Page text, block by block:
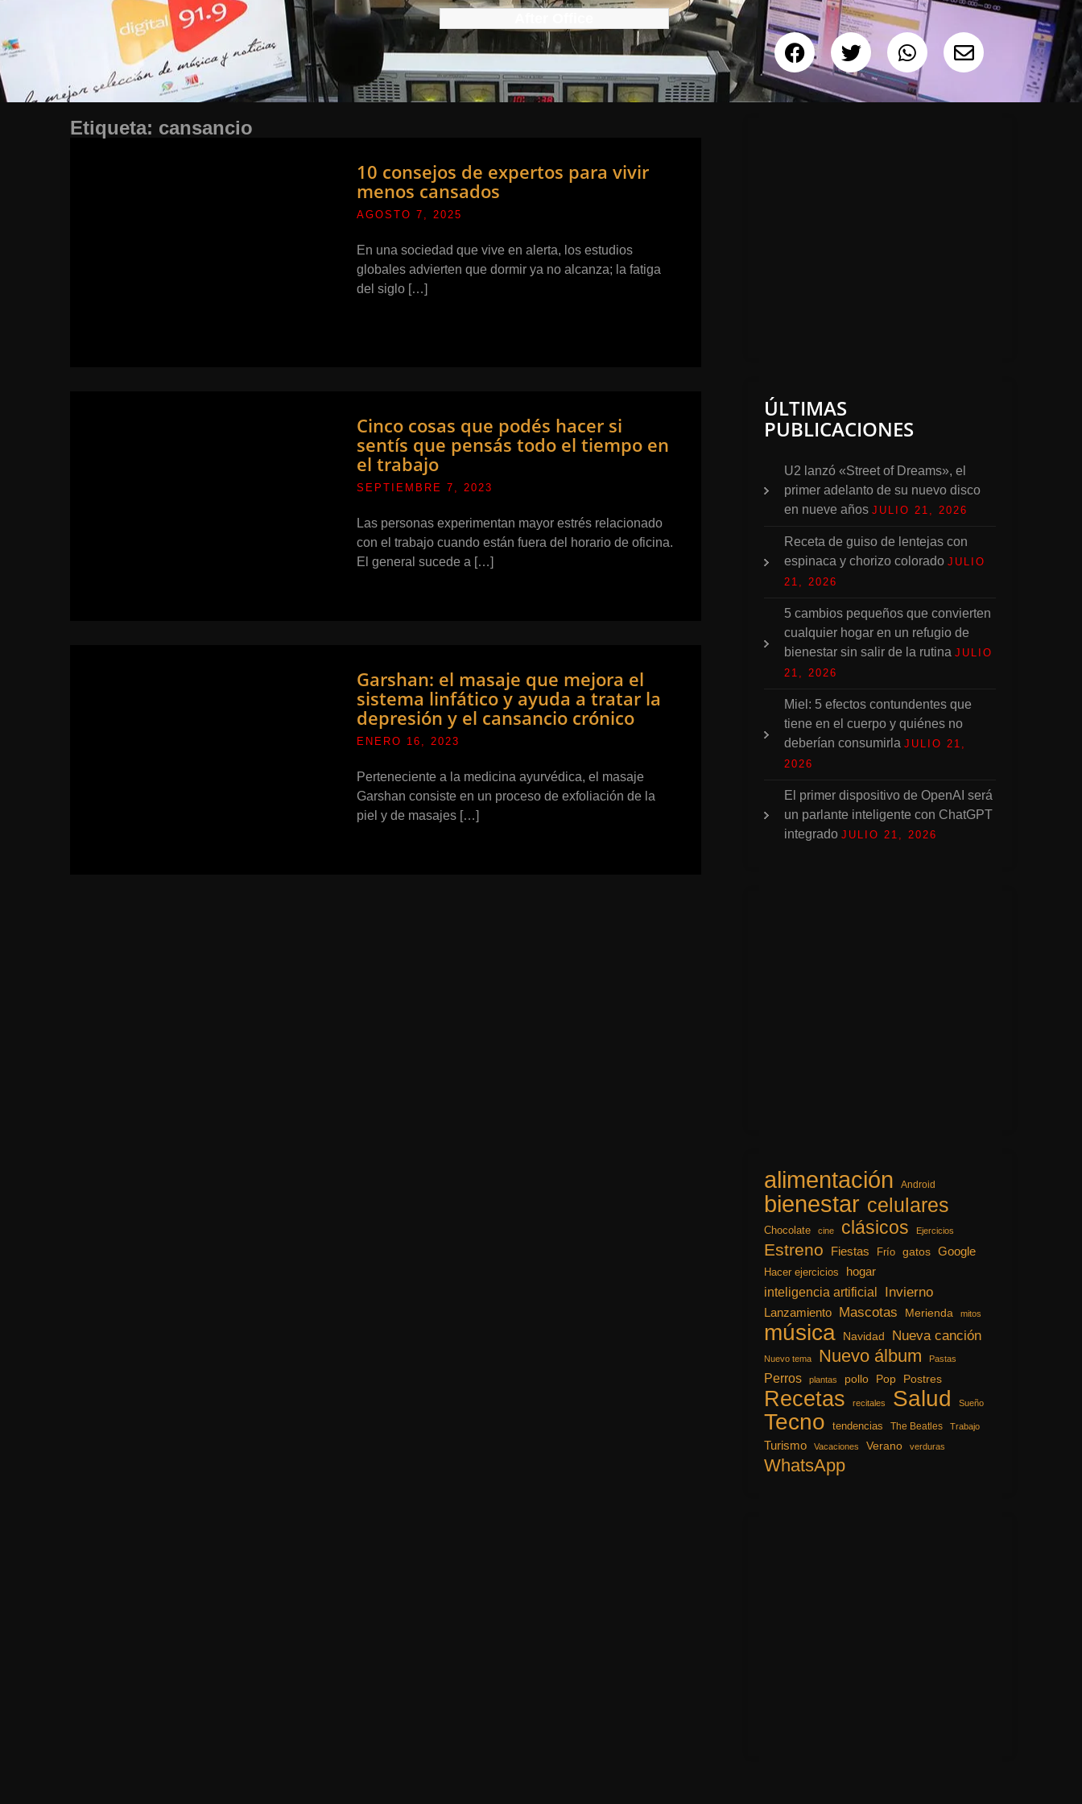
Etiqueta: cansancio
10 consejos de expertos para vivir
menos cansados
AGOSTO 7, 2025
En una sociedad que vive en alerta, los estudios
globales advierten que dormir ya no alcanza; la fatiga
del siglo […]
Cinco cosas que podés hacer si
sentís que pensás todo el tiempo en
el trabajo
SEPTIEMBRE 7, 2023
Las personas experimentan mayor estrés relacionado
con el trabajo cuando están fuera del horario de oficina.
El general sucede a […]
Garshan: el masaje que mejora el
sistema linfático y ayuda a tratar la
depresión y el cansancio crónico
ENERO 16, 2023
Perteneciente a la medicina ayurvédica, el masaje
Garshan consiste en un proceso de exfoliación de la
piel y de masajes […]
ÚLTIMAS
PUBLICACIONES
U2 lanzó «Street of Dreams», el
primer adelanto de su nuevo disco
en nueve años JULIO 21, 2026
Receta de guiso de lentejas con
espinaca y chorizo colorado JULIO
21, 2026
5 cambios pequeños que convierten
cualquier hogar en un refugio de
bienestar sin salir de la rutina JULIO
21, 2026
Miel: 5 efectos contundentes que
tiene en el cuerpo y quiénes no
deberían consumirla JULIO 21,
2026
El primer dispositivo de OpenAI será
un parlante inteligente con ChatGPT
integrado JULIO 21, 2026
alimentación Android
bienestar celulares
Chocolate cine clásicos Ejercicios
Estreno Fiestas Frío gatos Google
Hacer ejercicios hogar
inteligencia artificial Invierno
Lanzamiento Mascotas Merienda mitos
música Navidad Nueva canción
Nuevo tema Nuevo álbum Pastas
Perros plantas pollo Pop Postres
Recetas recitales Salud Sueño
Tecno tendencias The Beatles Trabajo
Turismo Vacaciones Verano verduras
WhatsApp